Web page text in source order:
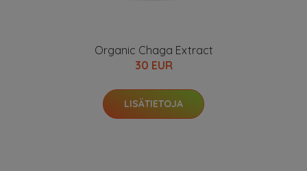
Organic Chaga Extract
30 EUR
LISÄTIETOJA